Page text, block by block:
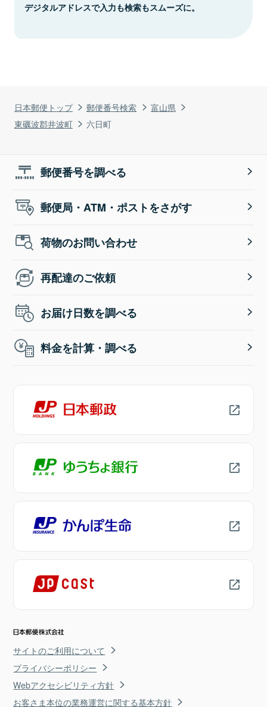
日本郵便トップ 郵便番号検索
富山県
東礪波郡井波町
六日町
デジタルアドレスで入力も検索もスムーズに。
郵便番号を調べる
郵便局・ATM・ポストをさがす
荷物のお問い合わせ
再配達のご依頼
お届け日数を調べる
料金を計算・調べる
サイトのご利用について
プライバシーポリシー
Webアクセシビリティ方針
お客さま本位の業務運営に関する基本方針